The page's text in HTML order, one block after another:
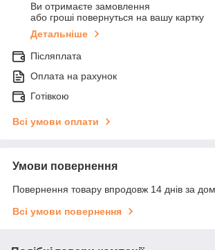
Ви отримаєте замовлення
або гроші повернуться на вашу картку
Детальніше
Післяплата
Оплата на рахунок
Готівкою
Всі умови оплати
Умови повернення
Повернення товару впродовж 14 днів за
Всі умови повернення